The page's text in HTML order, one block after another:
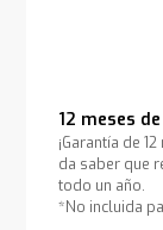
12 meses
¡Garantía de
da saber que
todo un año.
*No incluida